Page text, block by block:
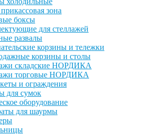
зона
боксы
для стеллажей
развалы
корзины и тележки
корзины и столы
складские НОРДИКА
торговые НОРДИКА
и ограждения
для сумок
оборудование
для шаурмы